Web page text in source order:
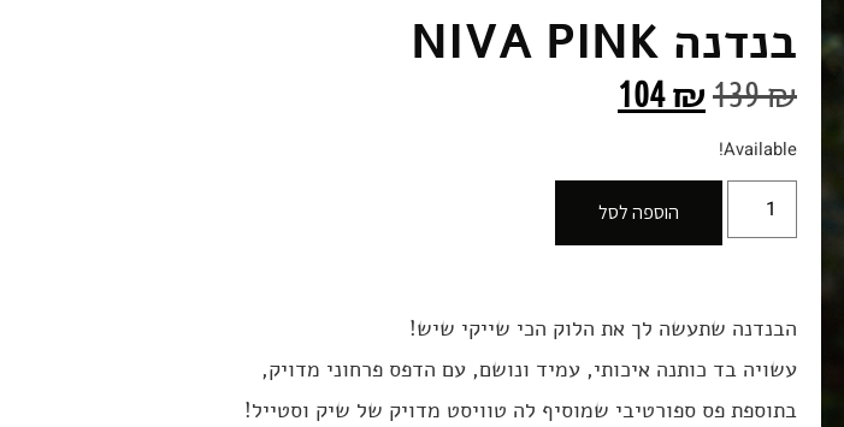
בנדנה NIVA PINK
139₪
104₪
Available!
הוספה לסל
הבנדנה שתעשה לך את הלוק הכי שייקי שיש!
עשויה בד כותנה איכותי, עמיד ונושם, עם הדפס פרחוני מדויק,
בתוספת פס ספורטיבי שמוסיף לה טוויסט מדויק של שיק וסטייל!